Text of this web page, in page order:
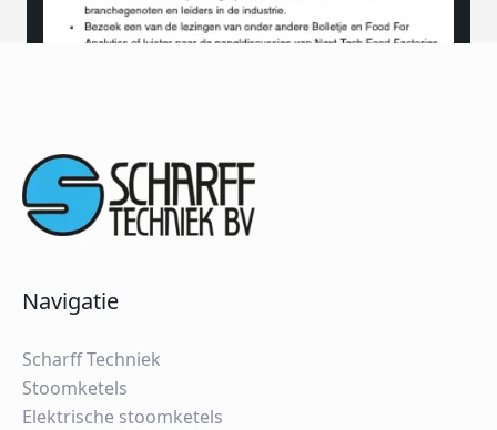
Navigatie
Scharff Techniek
Stoomketels
Elektrische stoomketels